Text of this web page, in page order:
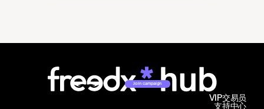
Join campaign
支持中心
VIP交易员